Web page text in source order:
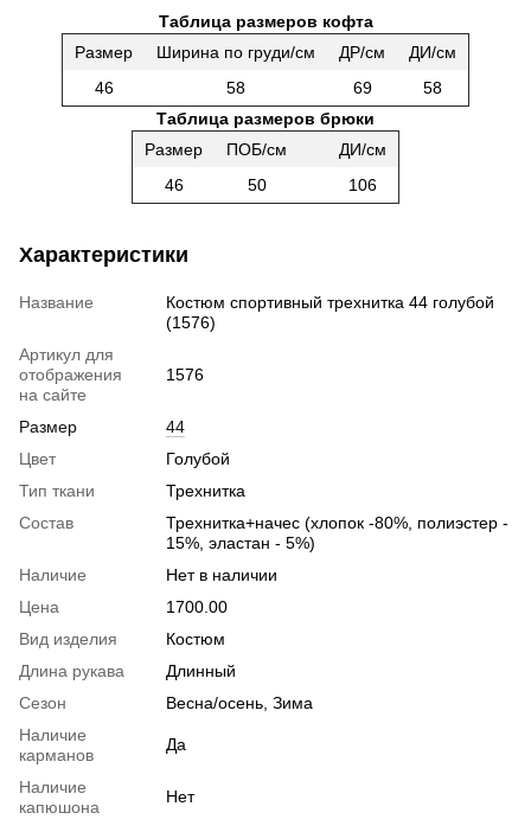
Таблица размеров кофта
Размер
Ширина по груди/см ДР/см
ДИ/см
46
58 69
58
Таблица размеров брюки
Размер
ПОБ/см
ДИ/см
46
50 106
Характеристики
Название
Костюм спортивный трехнитка 44 голубой
(1576)
Артикул для
отображения
на сайте
1576
Размер
44
Цвет
Голубой
Тип ткани
Трехнитка
Состав
Трехнитка+начес (хлопок -80%, полиэстер -
15%, эластан - 5%)
Наличие
Нет в наличии
Цена
1700.00
Вид изделия
Костюм
Длина рукава
Длинный
Сезон
Весна/осень, Зима
Наличие
карманов
Да
Наличие
капюшона
Нет